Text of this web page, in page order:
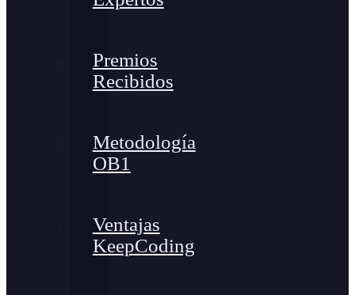
Premios
Recibidos
Metodología
OB1
Ventajas
KeepCoding